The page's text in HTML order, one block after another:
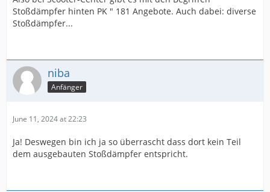
Stoßdämpfer hinten PK " 181 Angebote. Auch dabei: diverse
Stoßdämpfer...
niba
Anfänger
June 11, 2024 at 22:23
Ja! Deswegen bin ich ja so überrascht dass dort kein Teil
dem ausgebauten Stoßdämpfer entspricht.